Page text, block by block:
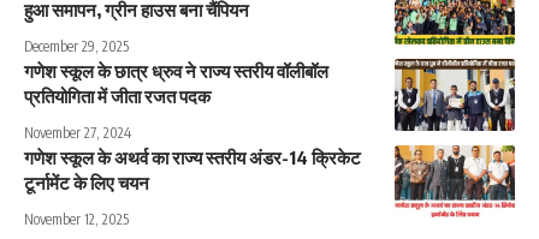
हुआ समापन, ग्रीन हाउस बना चैंपियन
December 29, 2025
गणेश स्कूल के छात्र ध्रुव ने राज्य स्तरीय वॉलीबॉल
प्रतियोगिता में जीता रजत पदक
November 27, 2024
गणेश स्कूल के अथर्व का राज्य स्तरीय अंडर-14 क्रिकेट
टूर्नामेंट के लिए चयन
November 12, 2025